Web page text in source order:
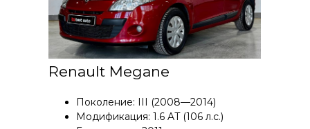
Поколение: III (2008—2014)
Модификация: 1.6 AT (106 л.с.)
Renault Megane